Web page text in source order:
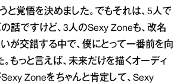
と覚悟を決めました。でもそれは、5人で
話ですけど、3人のSexy Zoneも、改名
が交錯する中で、僕にとって一番前を向
もっと言えば、未来だけを描くオーディ
Zoneをちゃんと肯定して、Sexy